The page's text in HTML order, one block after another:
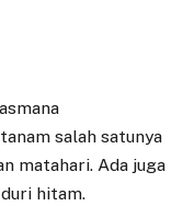
salah satunya
matahari. Ada juga
hitam.